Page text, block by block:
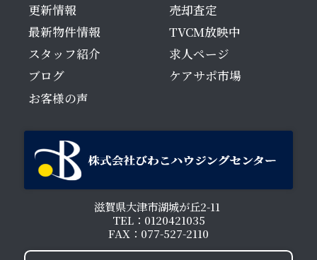
更新情報
最新物件情報
スタッフ紹介
ブログ
お客様の声
売却査定
TVCM放映中
求人ページ
ケアサポ市場
滋賀県大津市湖城が丘2-11
TEL：0120421035
FAX：077-527-2110